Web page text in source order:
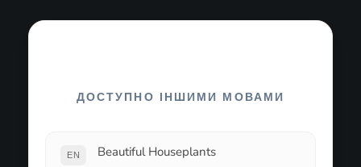
ДОСТУПНО ІНШИМИ МОВАМИ
EN Beautiful Houseplants